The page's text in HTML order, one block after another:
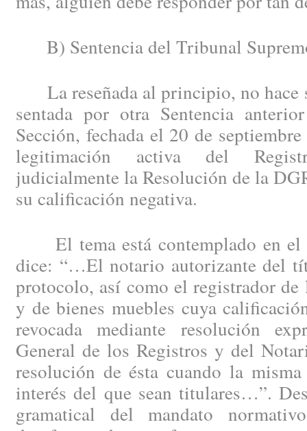
B) Sentencia del Tribunal
La reseñada al principio, no hace
sentada por otra Sentencia
Sección, fechada el 20 de
legitimación activa del
judicialmente la Resolución de la
su calificación negativa.
El tema está contemplado en el
dice: “…El notario autorizante del
protocolo, así como el registrador
y de bienes muebles cuya
revocada mediante resolución
General de los Registros y del
resolución de ésta cuando la
interés del que sean titulares…”.
gramatical del mandato